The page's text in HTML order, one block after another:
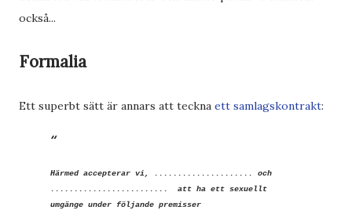
också...
Formalia
Ett superbt sätt är annars att teckna ett samlagskontrakt:
Härmed accepterar vi, ..................... och
......................... att ha ett sexuellt
umgänge under följande premisser